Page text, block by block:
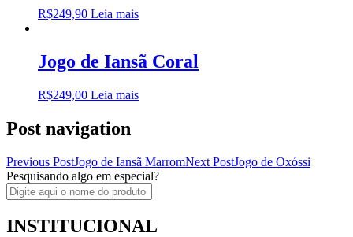
R$249,90 Leia mais
Jogo de Iansã Coral
R$249,00 Leia mais
Post navigation
Previous PostJogo de Iansã MarromNext PostJogo de Oxóssi
Pesquisando algo em especial?
INSTITUCIONAL